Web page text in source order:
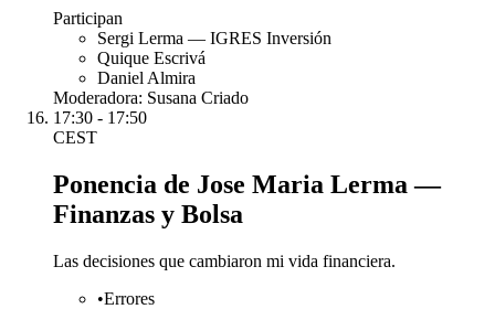
Participan
Sergi Lerma — IGRES Inversión
Quique Escrivá
Daniel Almira
Moderadora: Susana Criado
17:30 - 17:50
CEST
Ponencia de Jose Maria Lerma —
Finanzas y Bolsa
Las decisiones que cambiaron mi vida financiera.
•Errores